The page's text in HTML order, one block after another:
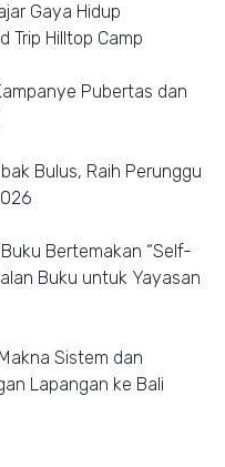
Gaya Hidup
Trip Hilltop Camp
Pubertas dan
Bulus, Raih Perunggu
Bertemakan “Self-
Buku untuk Yayasan
Sistem dan
Lapangan ke Bali